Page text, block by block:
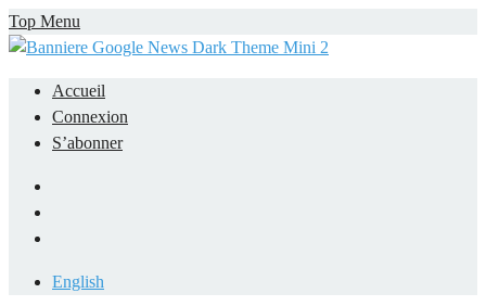
Skip
to
Top Menu
Accueil
Connexion
S’abonner
English